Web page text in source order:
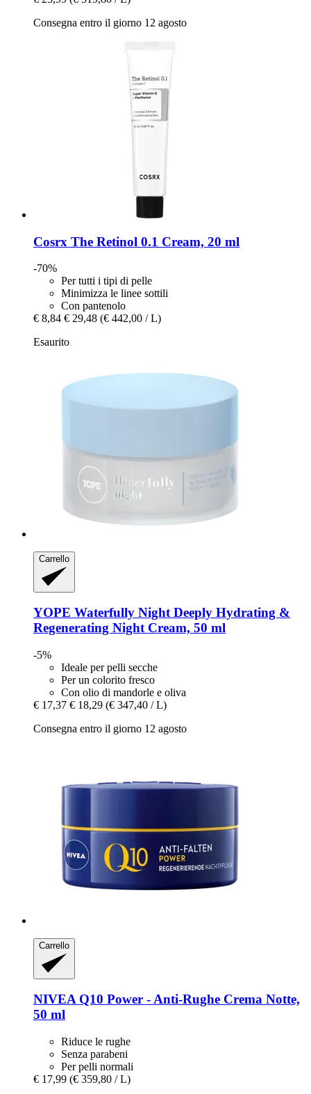
Consegna entro il giorno 12 agosto
Cosrx The Retinol 0.1 Cream, 20 ml
-70%
Per tutti i tipi di pelle
Minimizza le linee sottili
Con pantenolo
€ 8,84 € 29,48 (€ 442,00 / L)
Esaurito
Carrello
YOPE Waterfully Night Deeply Hydrating &
Regenerating Night Cream, 50 ml
-5%
Ideale per pelli secche
Per un colorito fresco
Con olio di mandorle e oliva
€ 17,37 € 18,29 (€ 347,40 / L)
Consegna entro il giorno 12 agosto
Carrello
NIVEAQ10 Power -​ Anti-​Rughe Crema Notte,
50 ml
Riduce le rughe
Senza parabeni
Per pelli normali
€ 17,99 (€ 359,80 / L)